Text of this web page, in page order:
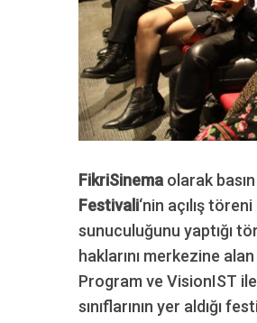
FikriSinema olarak
Festivali‘nin açılış
sunuculuğunu yaptığı
haklarını merkezine
Program ve VisionIST
sınıflarının yer aldığı
S
e
a
h
: